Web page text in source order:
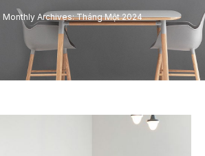
Monthly Archives: Tháng Một 2024